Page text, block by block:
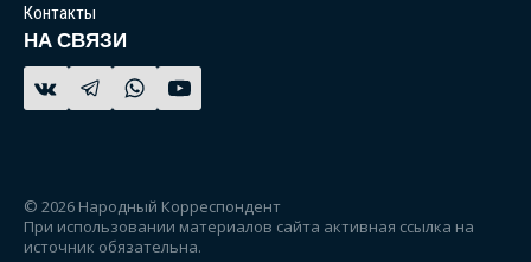
Контакты
НА СВЯЗИ
© 2026 Народный Корреспондент
При использовании материалов сайта активная ссылка на
источник обязательна.